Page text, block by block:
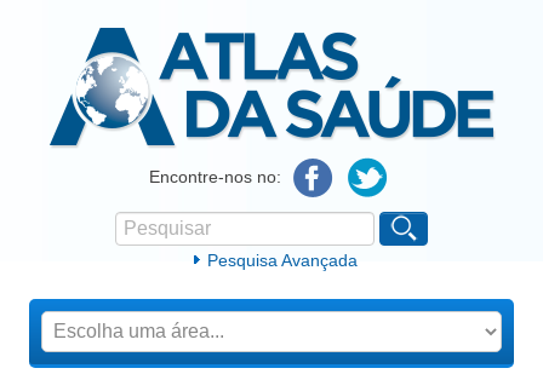
Atlas da SaúdeEncontre-nos no:
Formulário de procura
Pesquisar
Pesquisa Avançada